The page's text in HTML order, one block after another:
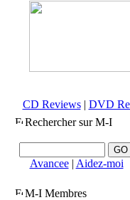
CD Reviews| DVD
Rechercher sur M-I
Avancee| Aidez-moi
M-I Membres